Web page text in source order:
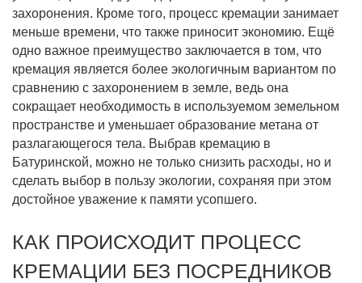
захоронения. Кроме того, процесс кремации занимает
меньше времени, что также приносит экономию. Ещё
одно важное преимущество заключается в том, что
кремация является более экологичным вариантом по
сравнению с захоронением в земле, ведь она
сокращает необходимость в используемом земельном
пространстве и уменьшает образование метана от
разлагающегося тела. Выбрав кремацию в
Батуринской, можно не только снизить расходы, но и
сделать выбор в пользу экологии, сохраняя при этом
достойное уважение к памяти усопшего.
КАК ПРОИСХОДИТ ПРОЦЕСС
КРЕМАЦИИ БЕЗ ПОСРЕДНИКОВ